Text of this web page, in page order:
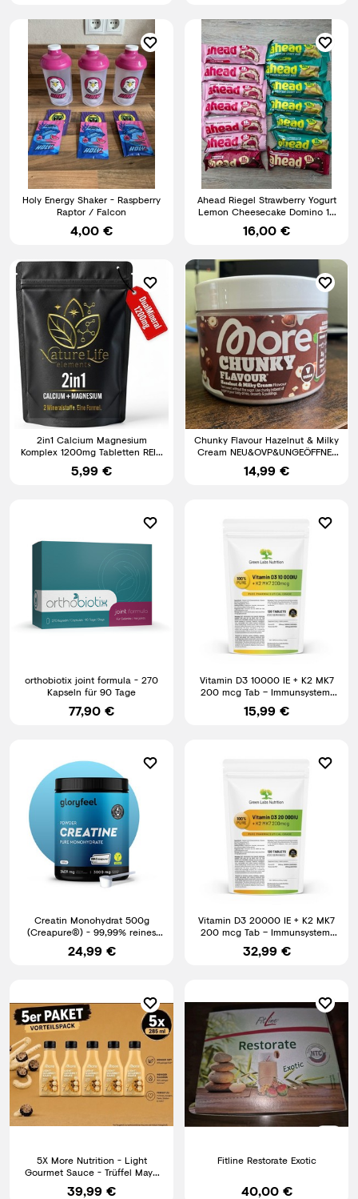
Holy Energy Shaker - Raspberry
Raptor / Falcon
4,00 €
Ahead Riegel Strawberry Yogurt
Lemon Cheesecake Domino 14
Riegel
16,00 €
2in1 Calcium Magnesium
Komplex 1200mg Tabletten REIN
- 100% HOCHDOSIERT & VEGAN
5,99 €
Chunky Flavour Hazelnut & Milky
Cream NEU&OVP&UNGEÖFFNET
150g MHD 07/2027.
14,99 €
orthobiotix joint formula - 270
Kapseln für 90 Tage
77,90 €
Vitamin D3 10000 IE + K2 MK7
200 mcg Tab – Immunsystem,
Knochen, Muskeln & Zähne
15,99 €
Creatin Monohydrat 500g
(Creapure®) - 99,99% reines
Mikronisiertes Pulver
24,99 €
Vitamin D3 20000 IE + K2 MK7
200 mcg Tab – Immunsystem,
Knochen, Muskeln & Zähne
32,99 €
5X More Nutrition - Light
Gourmet Sauce - Trüffel Mayo
NEU OVP
39,99 €
Fitline Restorate Exotic
40,00 €